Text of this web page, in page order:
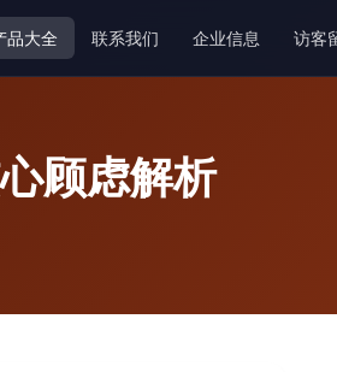
品大全 联系我们 企业信息 访客
顾虑解析